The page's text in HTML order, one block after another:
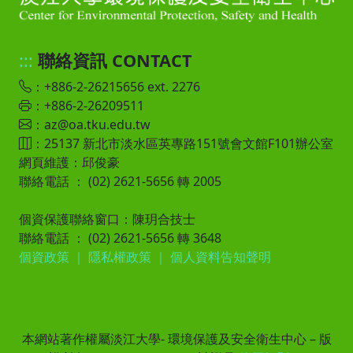
::: 聯絡資訊 CONTACT
：+886-2-26215656 ext. 2276
：+886-2-26209511
：az@oa.tku.edu.tw
：25137 新北市淡水區英專路151號會文館F101辦公室
網頁維護：邱俊豪
聯絡電話 ： (02) 2621-5656 轉 2005
個資保護聯絡窗口：陳玥合技士
聯絡電話 ： (02) 2621-5656 轉 3648
個資政策 ｜ 隱私權政策 ｜ 個人資料告知聲明
本網站著作權屬淡江大學- 環境保護及安全衛生中心 – 版